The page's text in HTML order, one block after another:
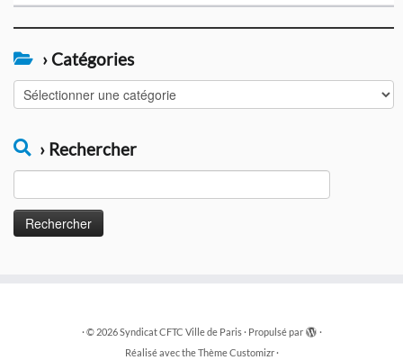
› Catégories
Catégories
› Rechercher
·© 2026Syndicat CFTC Ville de Paris · Propulsé par
·
Réalisé avec theThème Customizr·